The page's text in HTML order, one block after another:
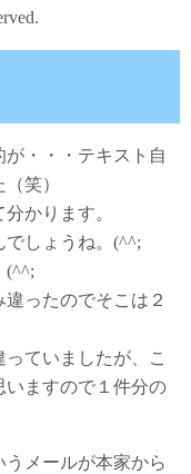
・・・テキスト自
笑）
かります。
でしょうね。(^^;
(^^;
ったのでそこは２
ていましたが、こ
いますので１件分の
メールが本家から